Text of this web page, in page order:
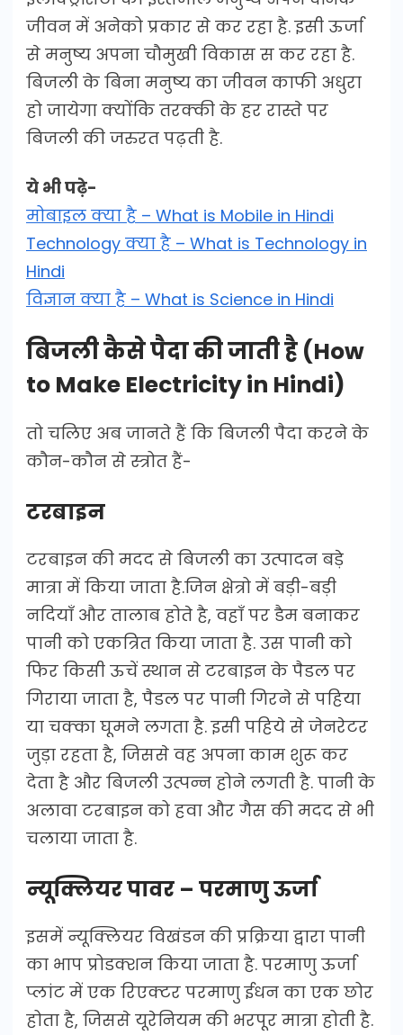
जीवन में अनेको प्रकार से कर रहा है. इसी ऊर्जा
से मनुष्य अपना चौमुखी विकास स कर रहा है.
बिजली के बिना मनुष्य का जीवन काफी अधुरा
हो जायेगा क्योंकि तरक्की के हर रास्ते पर
बिजली की जरुरत पढ़ती है.
ये भी पढ़े-
मोबाइल क्या है – What is Mobile in Hindi
Technology क्या है – What is Technology in
Hindi
विज्ञान क्या है – What is Science in Hindi
बिजली कैसे पैदा की जाती है (How
to Make Electricity in Hindi)
तो चलिए अब जानते हैं कि बिजली पैदा करने के
कौन-कौन से स्त्रोत हैं-
टरबाइन
टरबाइन की मदद से बिजली का उत्पादन बड़े
मात्रा में किया जाता है.जिन क्षेत्रो में बड़ी-बड़ी
नदियाँ और तालाब होते है, वहाँ पर डैम बनाकर
पानी को एकत्रित किया जाता है. उस पानी को
फिर किसी ऊचें स्थान से टरबाइन के पैडल पर
गिराया जाता है, पैडल पर पानी गिरने से पहिया
या चक्का घूमने लगता है. इसी पहिये से जेनरेटर
जुड़ा रहता है, जिससे वह अपना काम शुरू कर
देता है और बिजली उत्पन्न होने लगती है. पानी के
अलावा टरबाइन को हवा और गैस की मदद से भी
चलाया जाता है.
न्यूक्लियर पावर – परमाणु ऊर्जा
इसमें न्यूक्लियर विखंडन की प्रक्रिया द्वारा पानी
का भाप प्रोडक्शन किया जाता है. परमाणु ऊर्जा
प्लांट में एक रिएक्टर परमाणु ईधन का एक छोर
होता है, जिससे यूरेनियम की भरपूर मात्रा होती है.